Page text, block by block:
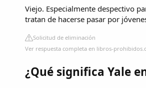
Viejo. Especialmente despectivo
tratan de hacerse pasar por
Solicitud de eliminación
Ver respuesta completa en libros-
¿Qué significa Yale